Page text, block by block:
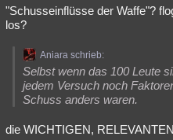
"Schusseinflüsse der Waffe"?
los?
Aniara schrieb:
Selbst wenn das 100 Leute
jedem Versuch noch
Schuss anders waren.
die WICHTIGEN,